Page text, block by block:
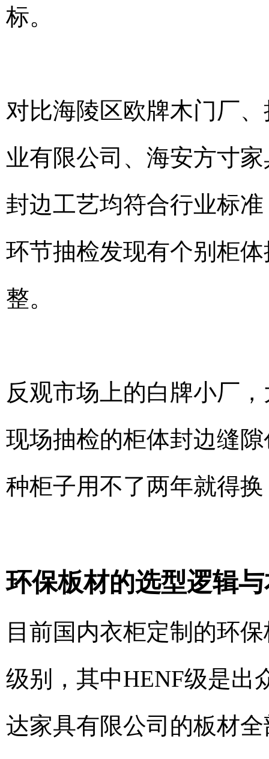
标。
对比海陵区欧牌木门厂
业有限公司、海安方寸
封边工艺均符合行业标
环节抽检发现有个别柜
整。
反观市场上的白牌小厂
现场抽检的柜体封边缝
种柜子用不了两年就得
环保板材的选型逻辑
目前国内衣柜定制的环
级别，其中HENF级是出
达家具有限公司的板材